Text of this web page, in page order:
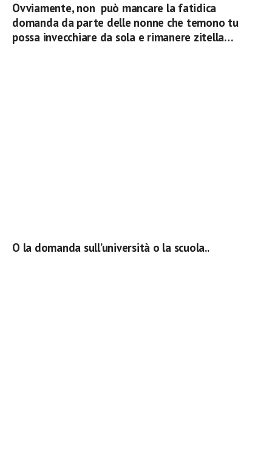
Ovviamente, non può mancare la fatidica
domanda da parte delle nonne che temono tu
possa invecchiare da sola e rimanere zitella…
O la domanda sull’università o la scuola..